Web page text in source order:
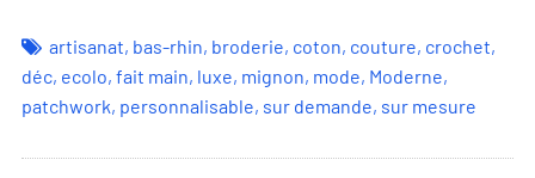
artisanat, bas-rhin, broderie, coton, couture, crochet,
déc, ecolo, fait main, luxe, mignon, mode, Moderne,
patchwork, personnalisable, sur demande, sur mesure